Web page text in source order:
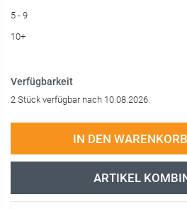
5 - 9
10+
Verfügbarkeit
2 Stück verfügbar nach 10.08.2026.
IN DEN WARENKORB
ARTIKEL